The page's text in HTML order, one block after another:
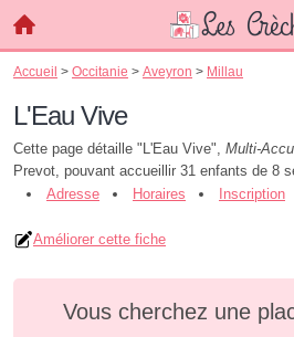
Accueil > Occitanie > Aveyron > Millau
L'Eau Vive
Cette page détaille "L'Eau Vive", Multi-
Prevot, pouvant accueillir 31 enfants de 8
Adresse
Horaires Inscription
Améliorer cette fiche
Vous cherchez une